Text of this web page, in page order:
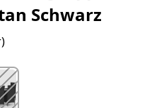
Schwarz